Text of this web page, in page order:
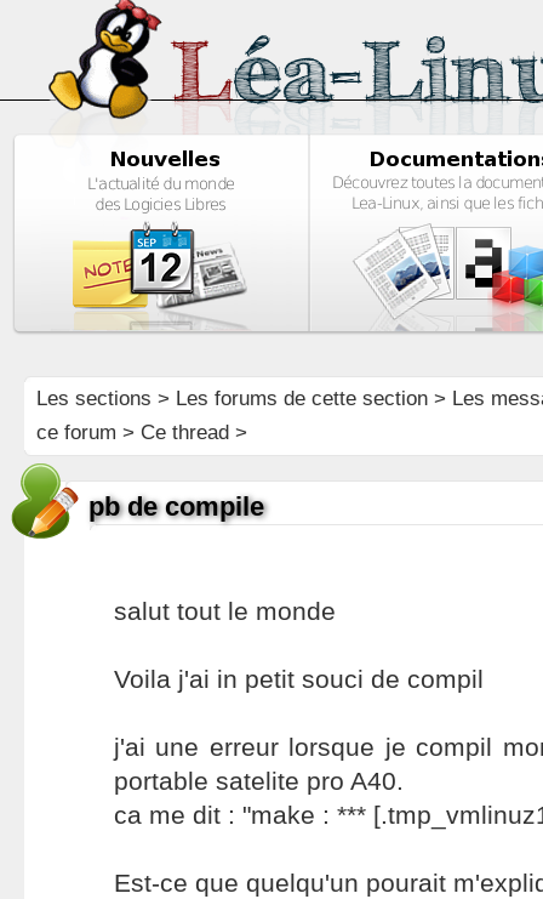
Les sections > Les forums de cette section> Les
ce forum > Ce thread >
pb de compile
salut tout le monde
Voila j'ai in petit souci de compil
j'ai une erreur lorsque je compil
portable satelite pro A40.
ca me dit : "make : ***
Est-ce que quelqu'un pourait